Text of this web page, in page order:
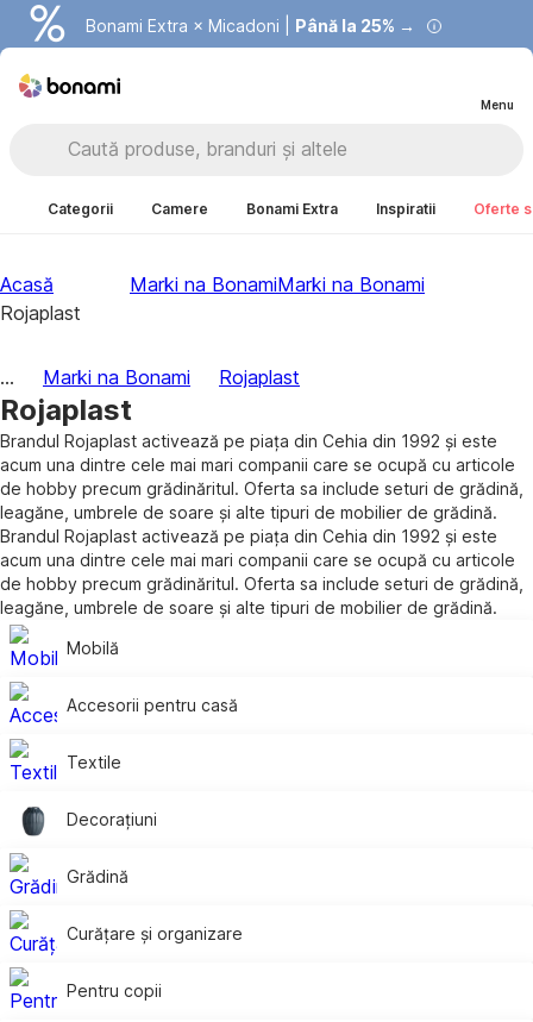
Bonami Extra × Micadoni | Până la 25% →
Summer Sale | Economisești până la 40% →
Menu
Categorii Camere Bonami Extra Inspiratii Oferte
Acasă Marki na BonamiMarki na Bonami
Rojaplast
... Marki na Bonami Rojaplast
Rojaplast
Brandul Rojaplast activează pe piața din Cehia din 1992 și este
acum una dintre cele mai mari companii care se ocupă cu articole
de hobby precum grădinăritul. Oferta sa include seturi de grădină,
leagăne, umbrele de soare și alte tipuri de mobilier de grădină.
Brandul Rojaplast activează pe piața din Cehia din 1992 și este
acum una dintre cele mai mari companii care se ocupă cu articole
de hobby precum grădinăritul. Oferta sa include seturi de grădină,
leagăne, umbrele de soare și alte tipuri de mobilier de grădină.
Mobilă
Accesorii pentru casă
Textile
Decorațiuni
Grădină
Curățare și organizare
Pentru copii